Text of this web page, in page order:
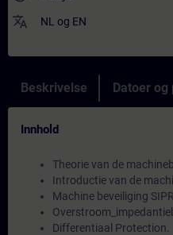
translate NL og EN
Beskrivelse Datoer og
Innhold
Theorie van de
Introductie van de
Machine beveiliging
Differentiaal Protection.